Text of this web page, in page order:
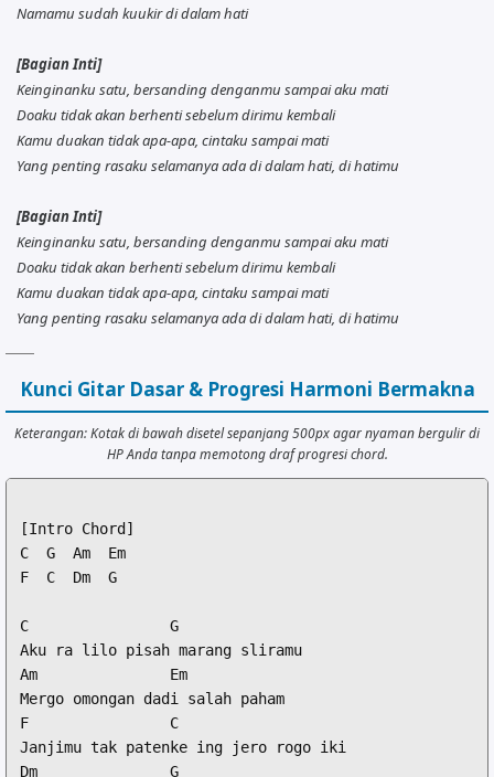
Namamu sudah kuukir di dalam hati
[Bagian Inti]
Keinginanku satu, bersanding denganmu sampai aku mati
Doaku tidak akan berhenti sebelum dirimu kembali
Kamu duakan tidak apa-apa, cintaku sampai mati
Yang penting rasaku selamanya ada di dalam hati, di hatimu
[Bagian Inti]
Keinginanku satu, bersanding denganmu sampai aku mati
Doaku tidak akan berhenti sebelum dirimu kembali
Kamu duakan tidak apa-apa, cintaku sampai mati
Yang penting rasaku selamanya ada di dalam hati, di hatimu
Kunci Gitar Dasar & Progresi Harmoni Bermakna
Keterangan: Kotak di bawah disetel sepanjang 500px agar nyaman bergulir di
HP Anda tanpa memotong draf progresi chord.
[Intro Chord]
C  G  Am  Em
F  C  Dm  G
C                G
Aku ra lilo pisah marang sliramu
Am               Em
Mergo omongan dadi salah paham
F                C
Janjimu tak patenke ing jero rogo iki
Dm               G